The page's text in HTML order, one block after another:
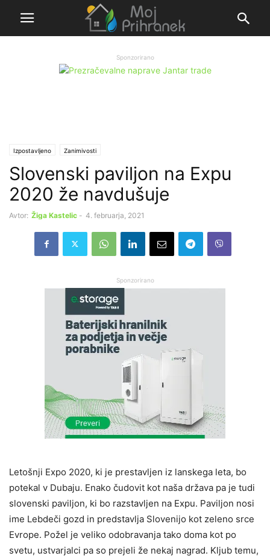
Sponzorirano
Izpostavljeno Zanimivosti
Slovenski paviljon na Expu
2020 že navdušuje
Avtor: Žiga Kastelic - 4. februarja, 2021
Sponzorirano
Letošnji Expo 2020, ki je prestavljen iz lanskega leta, bo
potekal v Dubaju. Enako čudovit kot naša država pa je tudi
slovenski paviljon, ki bo razstavljen na Expu. Paviljon nosi
ime Lebdeči gozd in predstavlja Slovenijo kot zeleno srce
Evrope. Požel je veliko odobravanja tako doma kot po
svetu, ustvarjalci pa so prejeli že nekaj nagrad. Kljub temu,